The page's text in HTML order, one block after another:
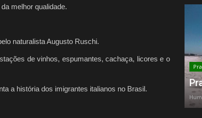
melhor qualidade.
naturalista Augusto Ruschi.
de vinhos, espumantes, cachaça, licores e o
a história dos imigrantes italianos no Brasil.